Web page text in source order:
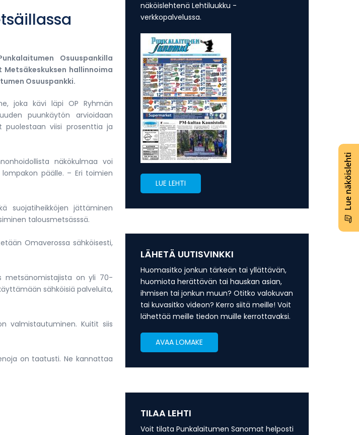
Lue näköislehti
Osuuspankilla
hallinnoima
Osuuspankki.
joka kävi läpi OP Ryhmän
puunkäytön arvioidaan
puolestaan viisi prosenttia ja
näkökulmaa voi
päälle. – Eri toimien
suojatiheikköjen jättäminen
talousmetsässsä.
Omaverossa sähköisesti,
metsänomistajista on yli 70-
sähköisiä palveluita,
valmistautuminen. Kuitit siis
on taatusti. Ne kannattaa
näköislehtenä Lehtiluukku -
verkkopalvelussa.
LUE LEHTI
LÄHETÄ UUTISVINKKI
Huomasitko jonkun tärkeän tai yllättävän,
huomiota herättävän tai hauskan asian,
ihmisen tai jonkun muun? Otitko valokuvan
tai kuvasitko videon? Kerro siitä meille! Voit
lähettää meille tiedon muille kerrottavaksi.
AVAA LOMAKE
TILAA LEHTI
Voit tilata Punkalaitumen Sanomat helposti